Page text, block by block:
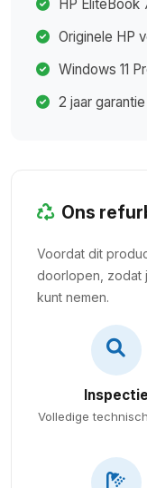
HP EliteBook
Originele HP
Windows 11
2 jaar
Ons
Voordat dit
doorlopen, zodat
kunt nemen.
Inspectie
Volledige